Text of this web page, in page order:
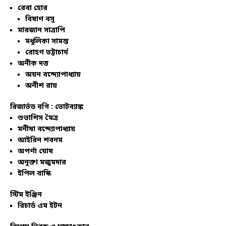
রেবা হোর
বিষাণ বসু
মারজান সাত্রাপি
মধুলিকা সামন্ত
রোহণ ভট্টাচার্য
অনীক দত্ত
অয়ন বন্দ্যোপাধ্যায়
অনীশ রায়
রিজার্ভড বগি : ভোটব্যাঙ্ক
শুভাশিস মৈত্র
মনীষা বন্দ্যোপাধ্যায়
আইরিন শবনম
অপর্ণা ঘোষ
অনুক্তা মজুমদার
ইপিল বাস্কি
স্টিম ইঞ্জিন
রিচার্ড এম ইটন